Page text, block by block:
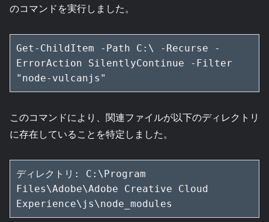
のコマンドを実行しました。
Get-ChildItem -Path C:\ -Recurse -
ErrorAction SilentlyContinue -Filter
"node-vulcanjs"
このコマンドにより、関連ファイルが以下のディレクトリ
に存在していることを特定しました。
ディレクトリ: C:\Program
Files\Adobe\Adobe Creative Cloud
Experience\js\node_modules